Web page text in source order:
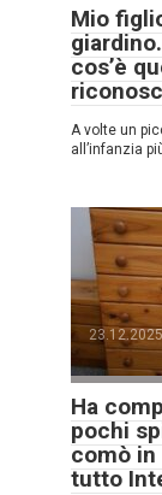
Mio
cos’è
A volte un
all’infanzia
23.12.2025
Ha
pochi
comò in
tutto